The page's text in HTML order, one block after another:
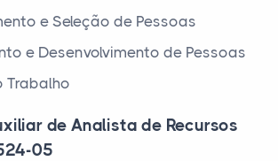
e Seleção de Pessoas
e Desenvolvimento de Pessoas
Trabalho
de Analista de Recursos
05